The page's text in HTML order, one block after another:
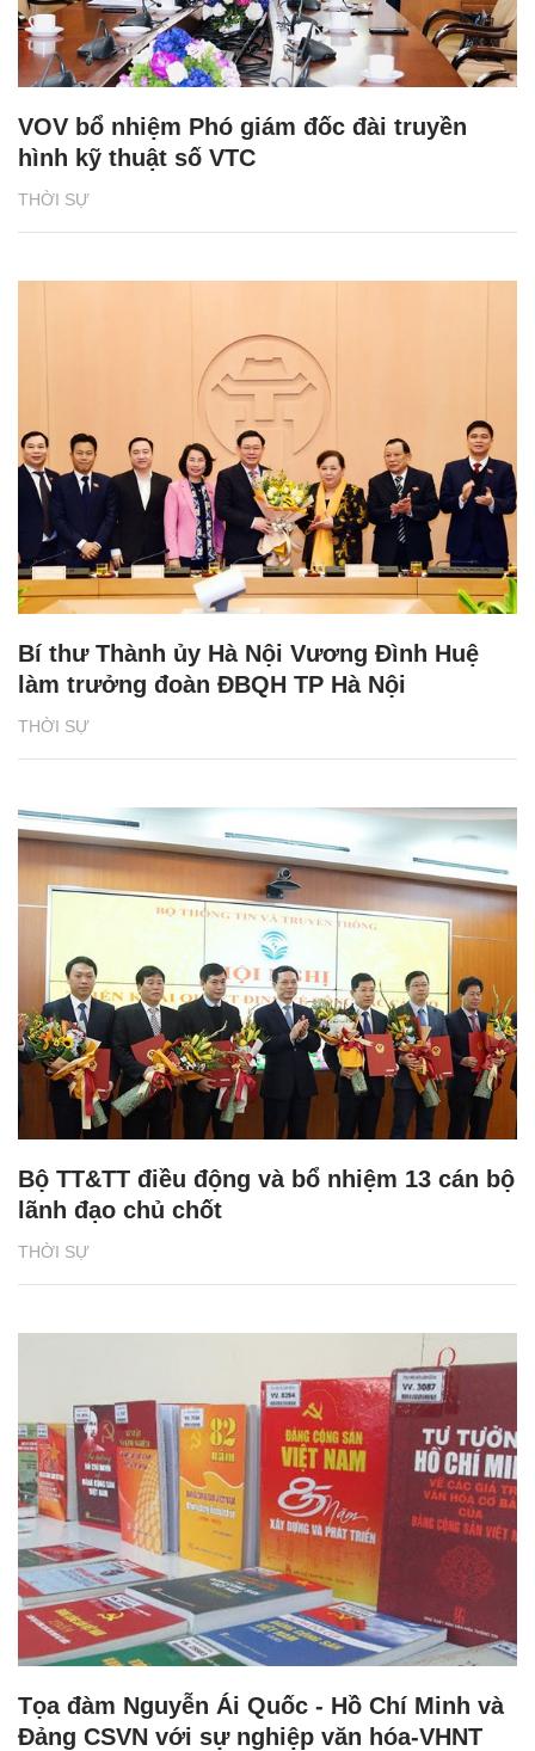
THỜI SỰ
VOV bổ nhiệm Phó giám đốc đài truyền
hình kỹ thuật số VTC
THỜI SỰ
Bí thư Thành ủy Hà Nội Vương Đình Huệ
làm trưởng đoàn ĐBQH TP Hà Nội
THỜI SỰ
Bộ TT&TT điều động và bổ nhiệm 13 cán bộ
lãnh đạo chủ chốt
Tọa đàm Nguyễn Ái Quốc - Hồ Chí Minh và
Đảng CSVN với sự nghiệp văn hóa-VHNT